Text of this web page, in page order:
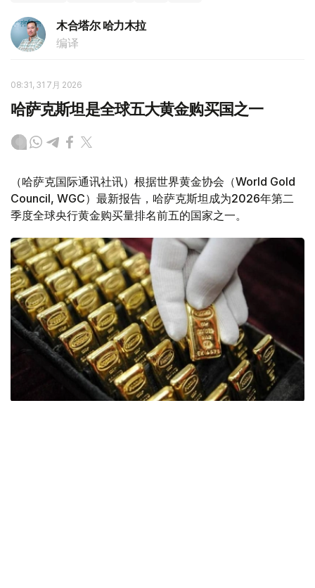
木合塔尔 哈力木拉
编译
08:31, 31 7月 2026
哈萨克斯坦是全球五大黄金购买国之一
（哈萨克国际通讯社讯）根据世界黄金协会（World Gold
Council, WGC）最新报告，哈萨克斯坦成为2026年第二
季度全球央行黄金购买量排名前五的国家之一。